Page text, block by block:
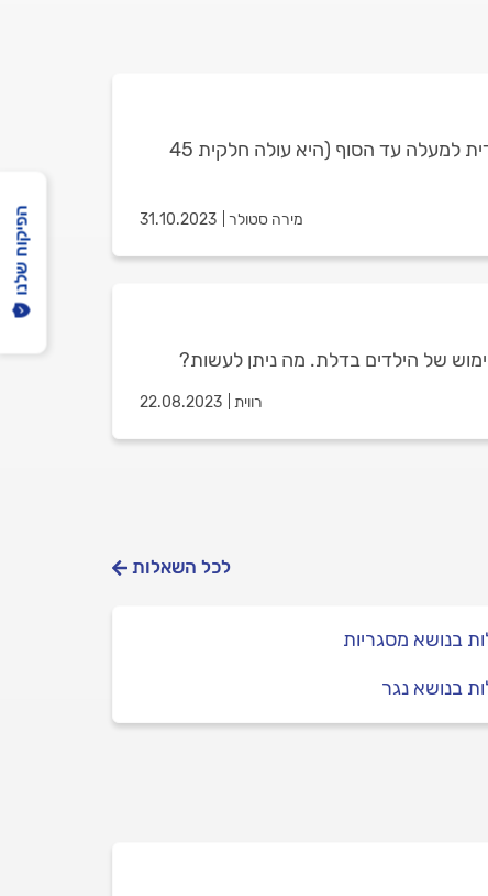
שלום, החליפו לי את הגומייה בדלת הממד, ומאז הדלת לא ננעלת עד הסוף. כלומר, אני לא מצליחה לעלות את הידית למעלה עד הסוף (היא עולה חלקית 45
מירה סטולר 31.10.2023
של הילדים בדלת. מה ניתן לעשות?
רווית 22.08.2023
לכל השאלות
בנושא מסגריות
בנושא נגר
הפיקוח שלנו